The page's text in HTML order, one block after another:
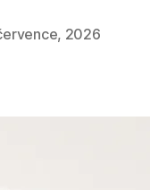
2026